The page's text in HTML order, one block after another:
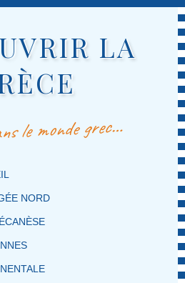
LA
le monde grec…
PRINCIPALE
SECONDAIRE
NORD